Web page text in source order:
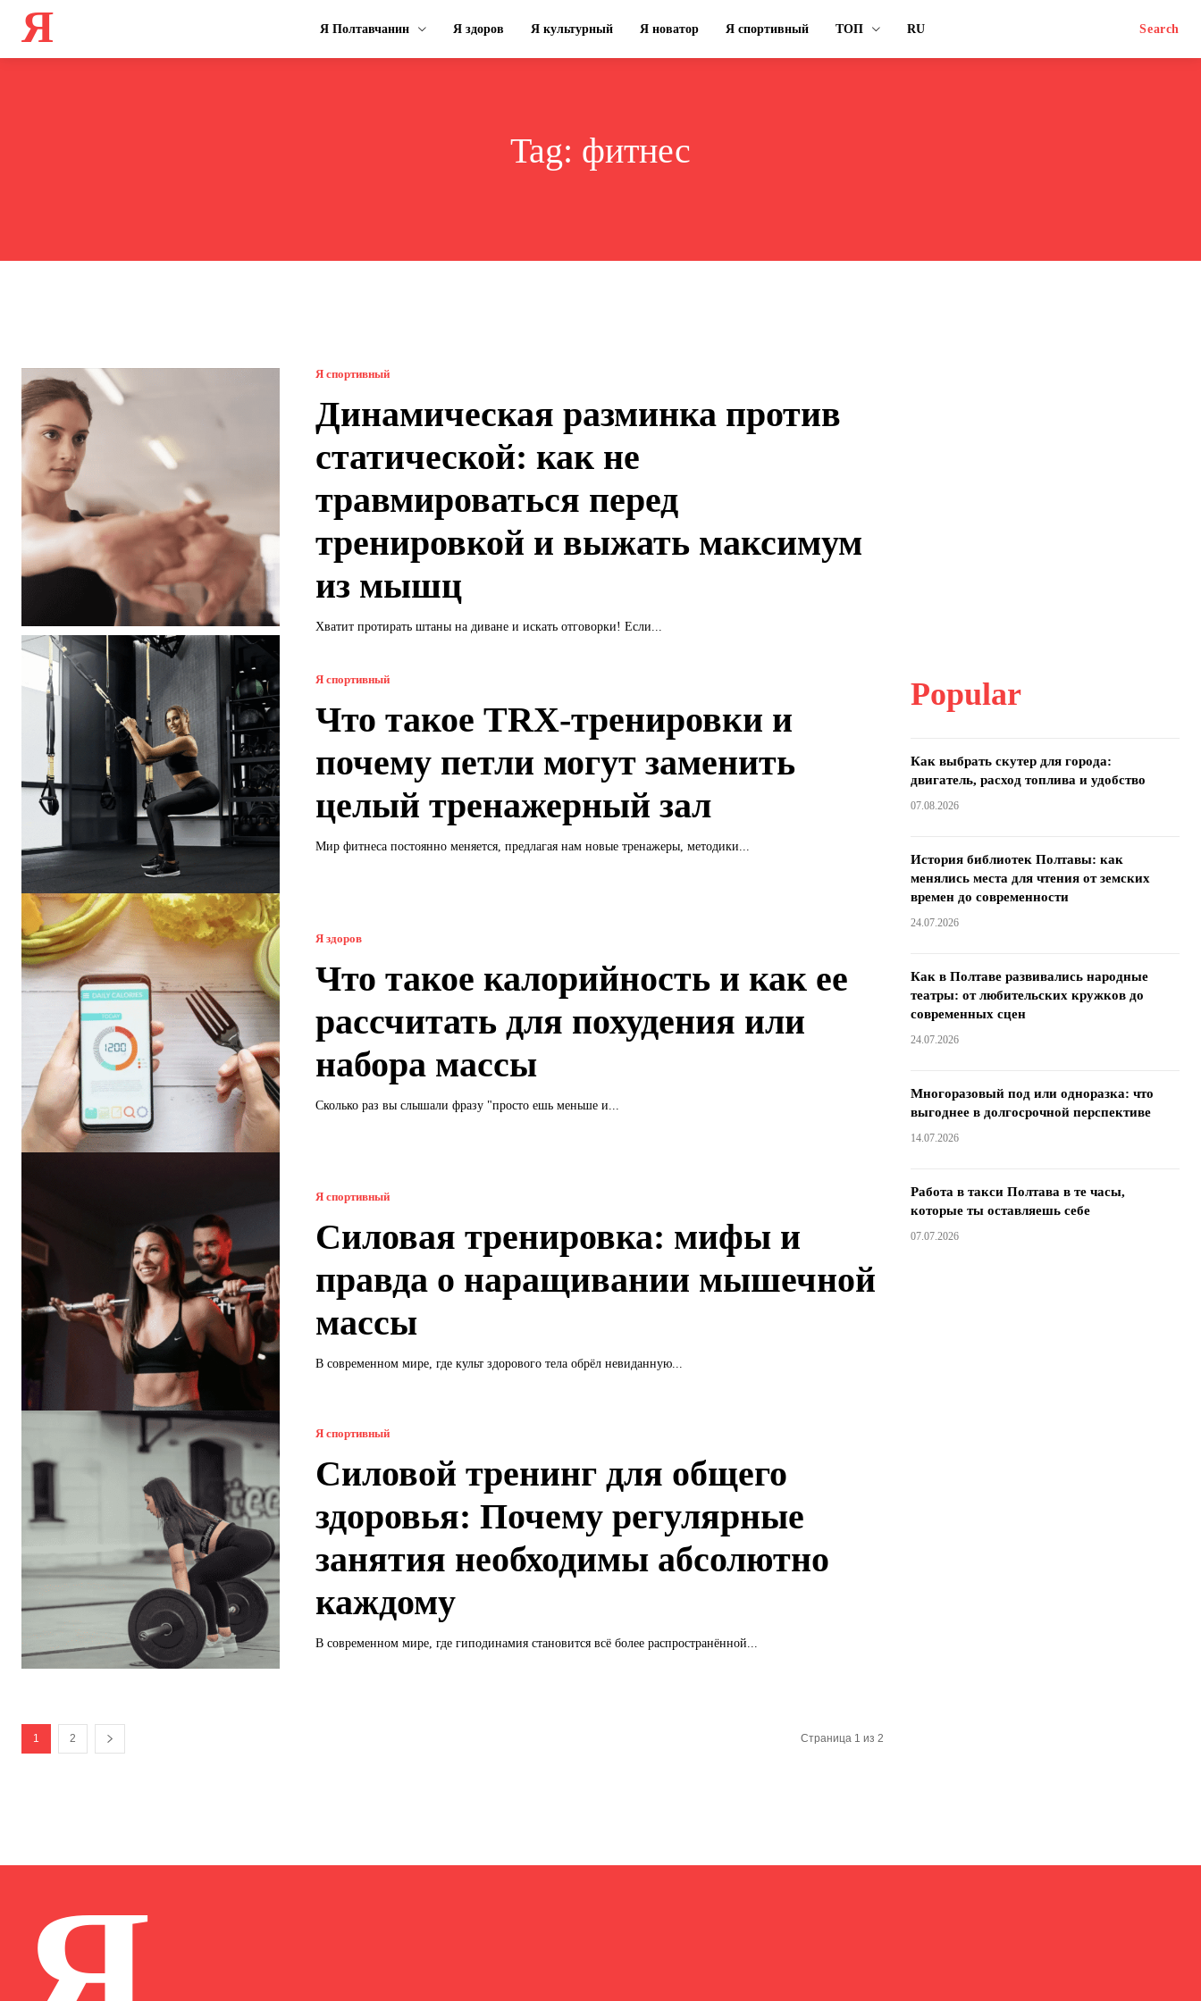
Я Я Полтавчанин Я здоров Я культурный Я новатор Я спортивный ТОП RU Search
Tag: фитнес
Я спортивный
Динамическая разминка против
статической: как не
травмироваться перед
тренировкой и выжать максимум
из мышц
Хватит протирать штаны на диване и искать отговорки! Если...
Я спортивный
Что такое TRX-тренировки и
почему петли могут заменить
целый тренажерный зал
Мир фитнеса постоянно меняется, предлагая нам новые тренажеры, методики...
Я здоров
Что такое калорийность и как ее
рассчитать для похудения или
набора массы
Сколько раз вы слышали фразу "просто ешь меньше и...
Я спортивный
Силовая тренировка: мифы и
правда о наращивании мышечной
массы
В современном мире, где культ здорового тела обрёл невиданную...
Я спортивный
Силовой тренинг для общего
здоровья: Почему регулярные
занятия необходимы абсолютно
каждому
В современном мире, где гиподинамия становится всё более распространённой...
1 2 Страница 1 из 2
Popular
Как выбрать скутер для города:
двигатель, расход топлива и удобство
07.08.2026
История библиотек Полтавы: как
менялись места для чтения от земских
времен до современности
24.07.2026
Как в Полтаве развивались народные
театры: от любительских кружков до
современных сцен
24.07.2026
Многоразовый под или одноразка: что
выгоднее в долгосрочной перспективе
14.07.2026
Работа в такси Полтава в те часы,
которые ты оставляешь себе
07.07.2026